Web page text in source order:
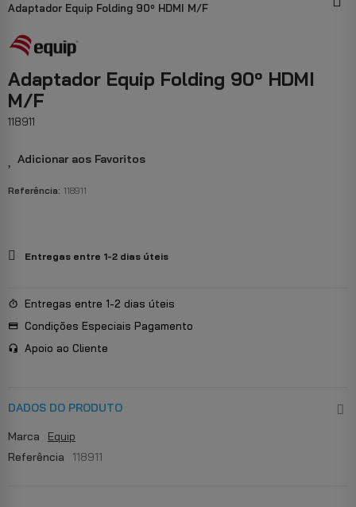
Adaptador Equip Folding 90º HDMI M/F
Adaptador Equip Folding 90º HDMI
M/F
118911
Adicionar aos Favoritos
Referência: 118911
Entregas entre 1-2 dias úteis
Entregas entre 1-2 dias úteis
Condições Especiais Pagamento
Apoio ao Cliente
DADOS DO PRODUTO
Marca
Equip
Referência
118911